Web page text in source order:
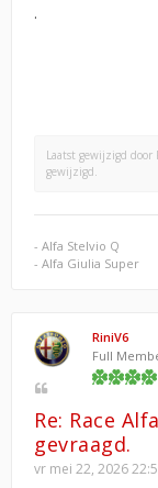
.
Laatst gewijzigd door
gewijzigd.
- Alfa Stelvio Q
- Alfa Giulia Super
RiniV6
Full
Re: Race
gevraagd.
vr mei 22, 2026